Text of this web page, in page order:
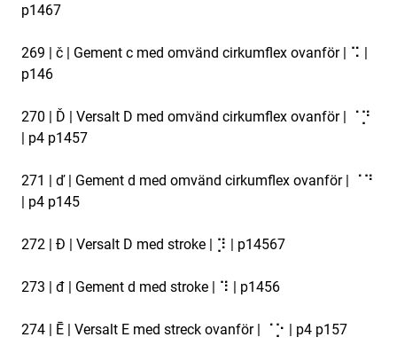
p1467
269 | č | Gement c med omvänd cirkumflex ovanför | ⠩ |
p146
270 | Ď | Versalt D med omvänd cirkumflex ovanför | ⠈⡙
| p4 p1457
271 | ď | Gement d med omvänd cirkumflex ovanför | ⠈⠙
| p4 p145
272 | Đ | Versalt D med stroke | ⡹ | p14567
273 | đ | Gement d med stroke | ⠹ | p1456
274 | Ē | Versalt E med streck ovanför | ⠈⡑ | p4 p157